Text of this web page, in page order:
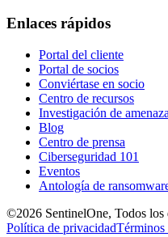
Enlaces rápidos
Portal del cliente
Portal de socios
Conviértase en socio
Centro de recursos
Investigación de
Blog
Centro de prensa
Ciberseguridad 101
Eventos
Antología de
©2026 SentinelOne, Todos los
Política de privacidadTérminos